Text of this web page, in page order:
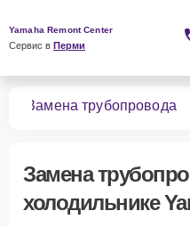
Yamaha Remont Center
Сервис в Перми
Замена трубопровода
Замена
холодильнике